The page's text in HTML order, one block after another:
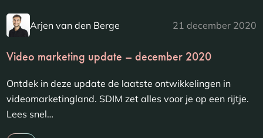
Arjen van den Berge 21 december 2020
Video marketing update – december 2020
Ontdek in deze update de laatste ontwikkelingen in
videomarketingland. SDIM zet alles voor je op een rijtje.
Lees snel…